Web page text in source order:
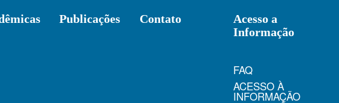
Publicações Contato
Acesso a
Informação
FAQ
ACESSO À
INFORMAÇÃO